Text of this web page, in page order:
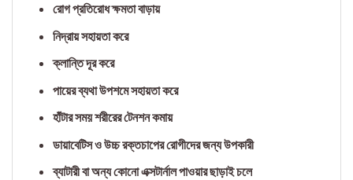
রোগ প্রতিরোধ ক্ষমতা বাড়ায়
নিদ্রায় সহায়তা করে
ক্লান্তি দূর করে
পায়ের ব্যথা উপশমে সহায়তা করে
হাঁটার সময় শরীরের টেনশন কমায়
ডায়াবেটিস ও উচ্চ রক্তচাপের রোগীদের জন্য উপকারী
ব্যাটারী বা অন্য কোনো এক্সটার্নাল পাওয়ার ছাড়াই চলে